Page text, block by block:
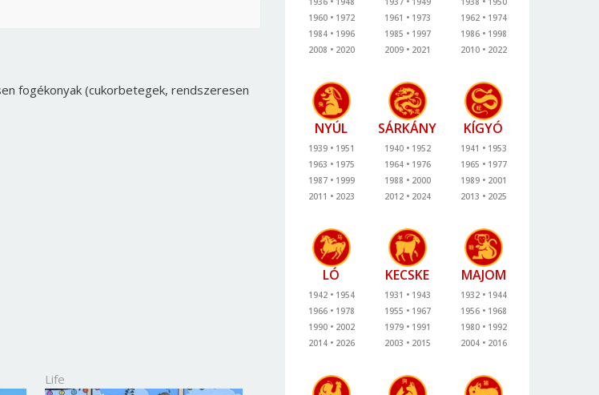
fogékonyak (cukorbetegek, rendszeresen
Life
1960
1972
1984
1996
2008
2020
1961
1973
1985
1997
2009
2021
1962
1974
1986
1998
2010
2022
NYÚL
1939
1951
1963
1975
1987
1999
2011
2023
SÁRKÁNY
1940
1952
1964
1976
1988
2000
2012
2024
KÍGYÓ
1941
1953
1965
1977
1989
2001
2013
2025
LÓ
1942
1954
1966
1978
1990
2002
2014
2026
KECSKE
1931
1943
1955
1967
1979
1991
2003
2015
MAJOM
1932
1944
1956
1968
1980
1992
2004
2016
felhasználónév